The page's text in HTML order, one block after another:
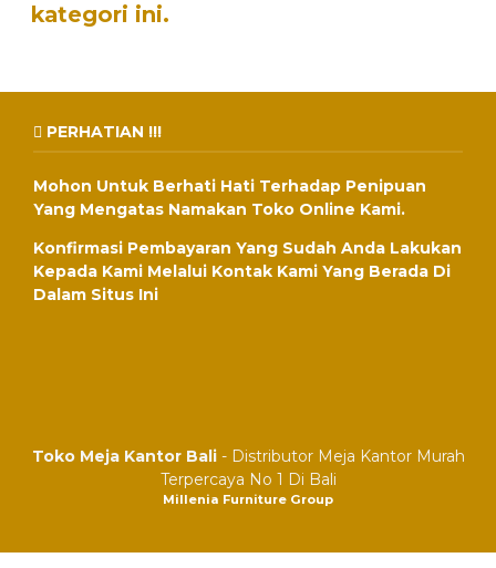
kategori ini.
PERHATIAN !!!
Mohon Untuk Berhati Hati Terhadap Penipuan
Yang Mengatas Namakan Toko Online Kami.
Konfirmasi Pembayaran Yang Sudah Anda Lakukan
Kepada Kami Melalui Kontak Kami Yang Berada Di
Dalam Situs Ini
Toko Meja Kantor Bali- Distributor Meja Kantor Murah
Terpercaya No 1 Di Bali
Millenia Furniture Group